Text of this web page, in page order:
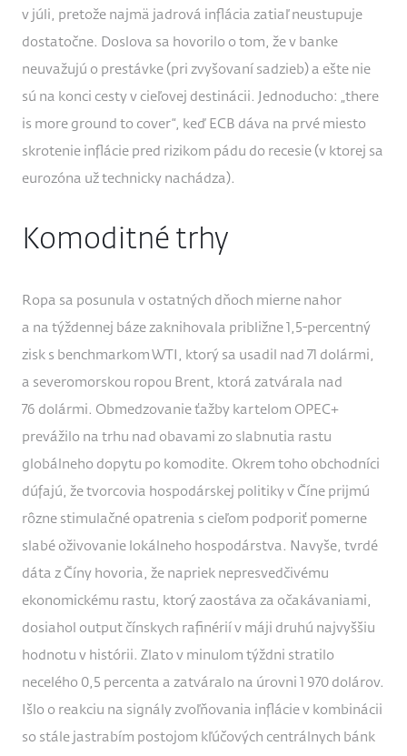
v júli, pretože najmä jadrová inflácia zatiaľ neustupuje
dostatočne. Doslova sa hovorilo o tom, že v banke
neuvažujú o prestávke (pri zvyšovaní sadzieb) a ešte nie
sú na konci cesty v cieľovej destinácii. Jednoducho: „there
is more ground to cover“, keď ECB dáva na prvé miesto
skrotenie inflácie pred rizikom pádu do recesie (v ktorej sa
eurozóna už technicky nachádza).
Komoditné trhy
Ropa sa posunula v ostatných dňoch mierne nahor
a na týždennej báze zaknihovala približne 1,5-percentný
zisk s benchmarkom WTI, ktorý sa usadil nad 71 dolármi,
a severomorskou ropou Brent, ktorá zatvárala nad
76 dolármi. Obmedzovanie ťažby kartelom OPEC+
prevážilo na trhu nad obavami zo slabnutia rastu
globálneho dopytu po komodite. Okrem toho obchodníci
dúfajú, že tvorcovia hospodárskej politiky v Číne prijmú
rôzne stimulačné opatrenia s cieľom podporiť pomerne
slabé oživovanie lokálneho hospodárstva. Navyše, tvrdé
dáta z Číny hovoria, že napriek nepresvedčivému
ekonomickému rastu, ktorý zaostáva za očakávaniami,
dosiahol output čínskych rafinérií v máji druhú najvyššiu
hodnotu v histórii. Zlato v minulom týždni stratilo
necelého 0,5 percenta a zatváralo na úrovni 1 970 dolárov.
Išlo o reakciu na signály zvoľňovania inflácie v kombinácii
so stále jastrabím postojom kľúčových centrálnych bánk